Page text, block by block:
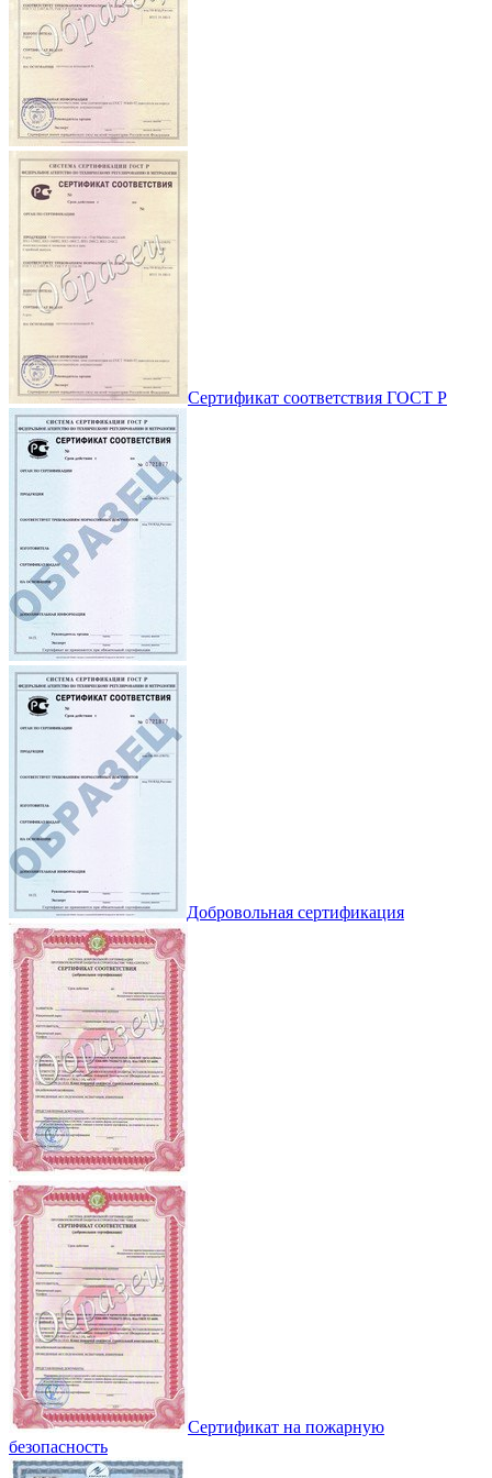
Сертификат соответствия ГОСТ Р
Добровольная сертификация
Сертификат на пожарную
безопасность